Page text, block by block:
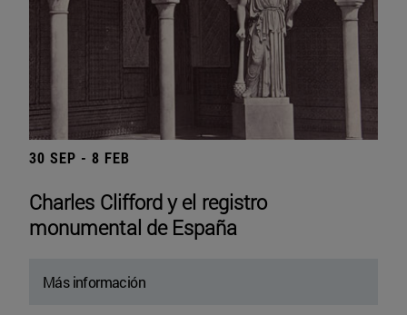
30 SEP - 8 FEB
Charles Clifford y el registro
monumental de España
Más información